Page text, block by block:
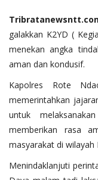
Giat Ops
Link Polda NTT
galakkan K2YD (
menekan angka
aman dan kondusif.
Kapolres Rote
memerintahkan
untuk
memberikan rasa
masyarakat di wilayah
Menindaklanjuti